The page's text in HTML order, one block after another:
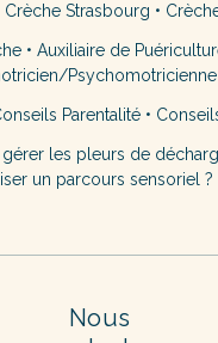
Crèche Strasbourg •
• Auxiliaire de
Psychomotricienne
Parentalité •
les pleurs de
un parcours sensoriel ?
Nous